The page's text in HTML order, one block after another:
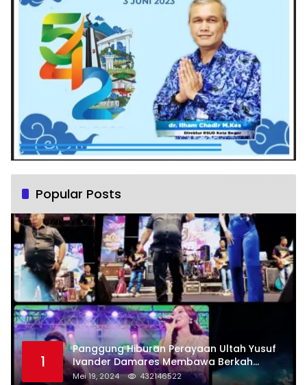
Popular Posts
1
Panggung Hiburan Perayaan Ultah Yusuf
Ivander Damares Membawa Berkah
Warga Kejapanan
Mei 19, 2024 432146522